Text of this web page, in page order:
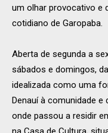
um olhar provocativo e
cotidiano de Garopaba.
Aberta de segunda a
sábados e domingos,
idealizada como uma
Denauí à comunidade
onde passou a residir